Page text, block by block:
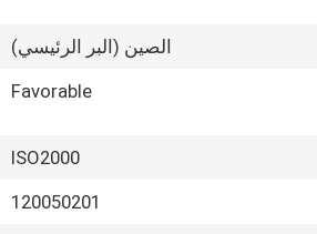
الصين (البر الرئيسي)
Favorable
ISO2000
120050201